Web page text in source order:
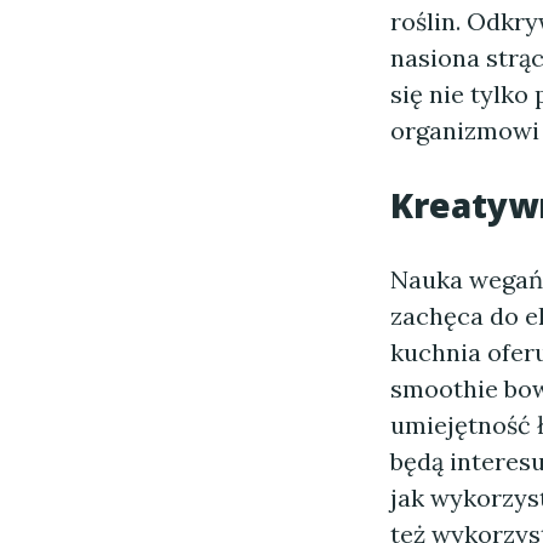
roślin.
nasiona
się nie tylko
Nauka
zachęca do
kuchnia
smoothie
umiejętność
będą
jak
też